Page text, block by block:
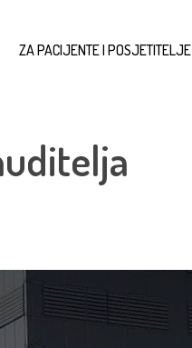
ZA PACIJENTE I POSJETITELJE